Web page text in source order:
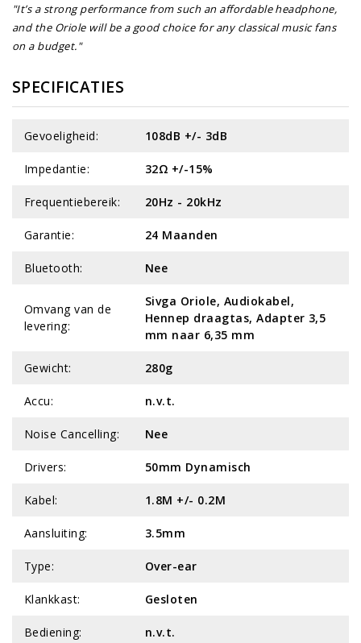
"It’s a strong performance from such an affordable headphone,
and the Oriole will be a good choice for any classical music fans
on a budget."
SPECIFICATIES
Gevoeligheid: 108dB +/- 3dB
Impedantie: 32Ω +/-15%
Frequentiebereik: 20Hz - 20kHz
Garantie: 24 Maanden
Bluetooth: Nee
Omvang van de
levering:
Sivga Oriole, Audiokabel,
Hennep draagtas, Adapter 3,5
mm naar 6,35 mm
Gewicht: 280g
Accu: n.v.t.
Noise Cancelling: Nee
Drivers: 50mm Dynamisch
Kabel: 1.8M +/- 0.2M
Aansluiting: 3.5mm
Type: Over-ear
Klankkast: Gesloten
Bediening: n.v.t.